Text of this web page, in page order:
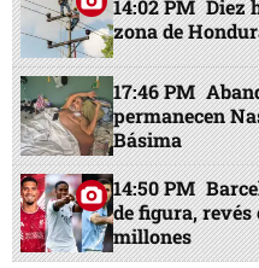
14:02 PM Diez
zona de
17:46 PM
permanecen
Básima
14:50 PM
de figura, revés
millones